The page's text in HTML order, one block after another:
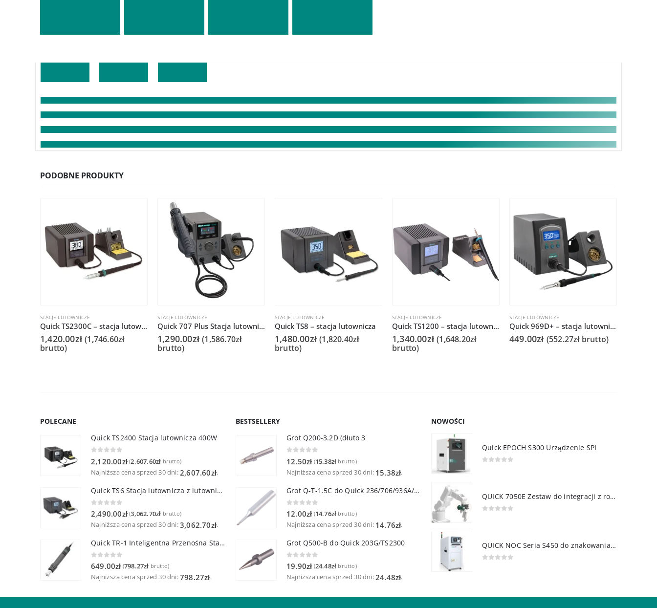
PODOBNE PRODUKTY
STACJE LUTOWNICZE
Quick TS2300C – stacja lutownicza 150W
1,420.00zł (1,746.60zł
brutto)
STACJE LUTOWNICZE
Quick 707 Plus Stacja lutownicza
1,290.00zł (1,586.70zł
brutto)
STACJE LUTOWNICZE
Quick TS8 – stacja lutownicza
1,480.00zł (1,820.40zł
brutto)
STACJE LUTOWNICZE
Quick TS1200 – stacja lutownicza
1,340.00zł (1,648.20zł
brutto)
STACJE LUTOWNICZE
Quick 969D+ – stacja lutownicza
449.00zł (552.27złbrutto)
POLECANE
Quick TS2400 Stacja lutownicza 400W
2,120.00zł (2,607.60zł brutto)
Najniższa cena sprzed 30 dni:2,607.60zł.
Quick TS6 Stacja lutownicza z lutownicą pincetową 60W
2,490.00zł (3,062.70zł brutto)
Najniższa cena sprzed 30 dni:3,062.70zł.
Quick TR-1 Inteligentna Przenośna Stacja Hot-Air
0 out of 5
649.00zł (798.27zł brutto)
Najniższa cena sprzed 30 dni:798.27zł.
BESTSELLERY
Grot Q200-3.2D (dłuto 3
12.50zł (15.38zł brutto)
Najniższa cena sprzed 30 dni: 15.38zł.
Grot Q-T-1.5C do Quick 236/706/936A/3104/3102/TS1100
12.00zł (14.76zł brutto)
Najniższa cena sprzed 30 dni: 14.76zł.
Grot Q500-B do Quick 203G/TS2300
0 out of 5
19.90zł (24.48zł brutto)
Najniższa cena sprzed 30 dni:24.48zł.
NOWOŚCI
Quick EPOCH S300 Urządzenie SPI
QUICK 7050E Zestaw do integracji z robotem
QUICK NOC Seria S450 do znakowania PCB